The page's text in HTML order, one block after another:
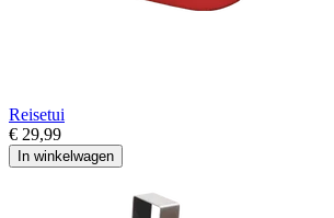
Reisetui
€ 29,99
In winkelwagen